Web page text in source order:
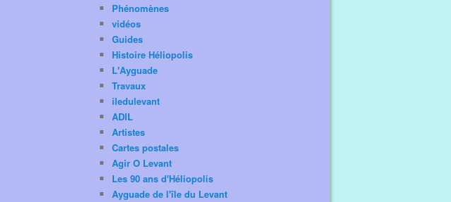
Phénomènes
vidéos
Guides
Histoire Héliopolis
L'Ayguade
Travaux
iledulevant
ADIL
Artistes
Cartes postales
Agir O Levant
Les 90 ans d'Héliopolis
Ayguade de l'île du Levant